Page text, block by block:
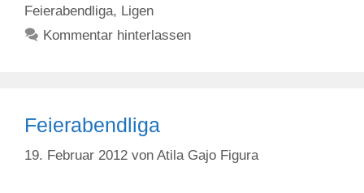
Feierabendliga, Ligen
Kommentar hinterlassen
Feierabendliga
19. Februar 2012 von Atila Gajo Figura